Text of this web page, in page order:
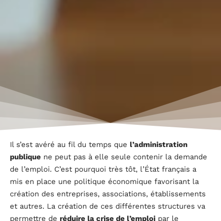
Il s’est avéré au fil du temps que l’administration
publique ne peut pas à elle seule contenir la demande
de l’emploi. C’est pourquoi très tôt, l’État français a
mis en place une politique économique favorisant la
création des entreprises, associations, établissements
et autres. La création de ces différentes structures va
permettre de réduire la crise de l’emploi par le